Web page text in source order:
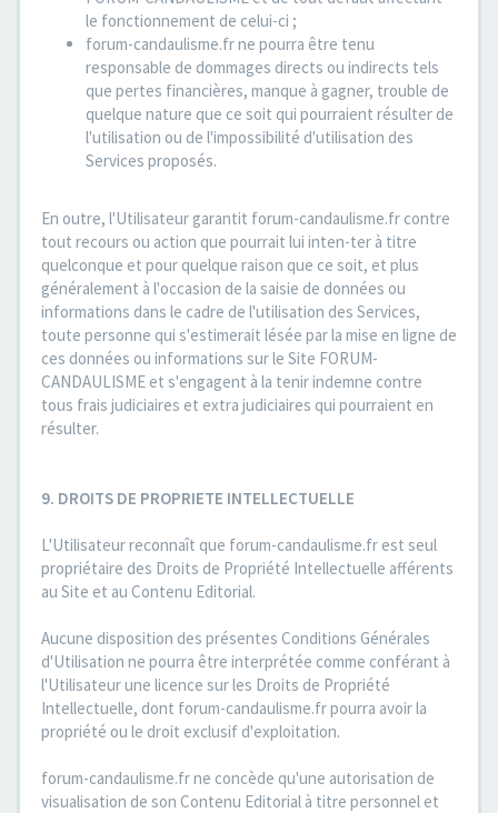
le fonctionnement de celui-ci ;
forum-candaulisme.fr ne pourra être tenu
responsable de dommages directs ou indirects tels
que pertes financières, manque à gagner, trouble de
quelque nature que ce soit qui pourraient résulter de
l'utilisation ou de l'impossibilité d'utilisation des
Services proposés.
En outre, l'Utilisateur garantit forum-candaulisme.fr contre
tout recours ou action que pourrait lui inten-ter à titre
quelconque et pour quelque raison que ce soit, et plus
généralement à l'occasion de la saisie de données ou
informations dans le cadre de l'utilisation des Services,
toute personne qui s'estimerait lésée par la mise en ligne de
ces données ou informations sur le Site FORUM-
CANDAULISME et s'engagent à la tenir indemne contre
tous frais judiciaires et extra judiciaires qui pourraient en
résulter.
9. DROITS DE PROPRIETE INTELLECTUELLE
L'Utilisateur reconnaît que forum-candaulisme.fr est seul
propriétaire des Droits de Propriété Intellectuelle afférents
au Site et au Contenu Editorial.
Aucune disposition des présentes Conditions Générales
d'Utilisation ne pourra être interprétée comme conférant à
l'Utilisateur une licence sur les Droits de Propriété
Intellectuelle, dont forum-candaulisme.fr pourra avoir la
propriété ou le droit exclusif d'exploitation.
forum-candaulisme.fr ne concède qu'une autorisation de
visualisation de son Contenu Editorial à titre personnel et